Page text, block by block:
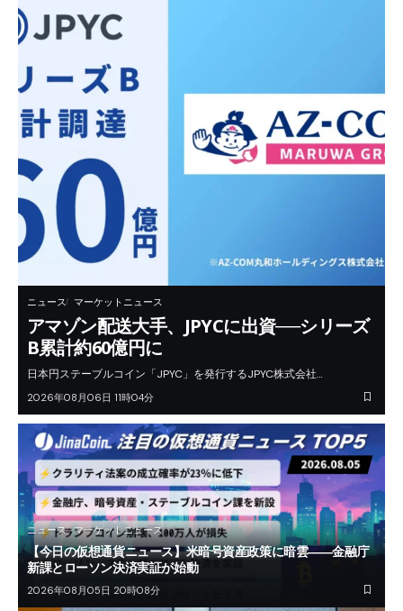
ニュース マーケットニュース
アマゾン配送大手、JPYCに出資──シリーズ
B累計約60億円に
日本円ステーブルコイン「JPYC」を発行するJPYC株式会社…
2026年08月06日 11時04分
ニュース マーケットニュース
【今日の仮想通貨ニュース】米暗号資産政策に暗雲――金融庁
新課とローソン決済実証が始動
2026年08月05日 20時08分